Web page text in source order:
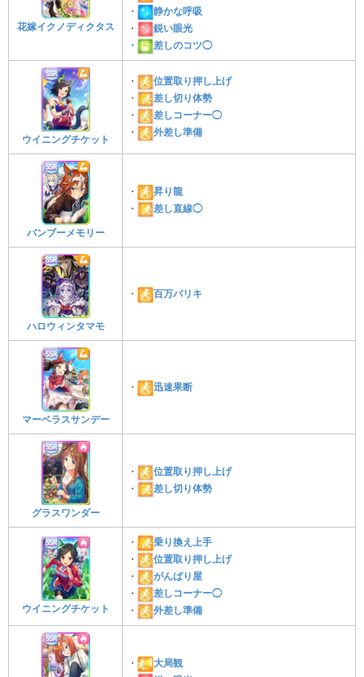
花嫁イクノディクタス
・
静かな呼吸
・
鋭い眼光
・
差しのコツ◯
ウイニングチケット
・
位置取り押し上げ
・
差し切り体勢
・
差しコーナー◯
・
外差し準備
バンブーメモリー
・
昇り龍
・
差し直線◯
ハロウィンタマモ
・ 百万バリキ
マーベラスサンデー
・ 迅速果断
グラスワンダー
・
位置取り押し上げ
・
差し切り体勢
ウイニングチケット
・
乗り換え上手
・
位置取り押し上げ
・
がんばり屋
・
差しコーナー◯
・
外差し準備
・
大局観